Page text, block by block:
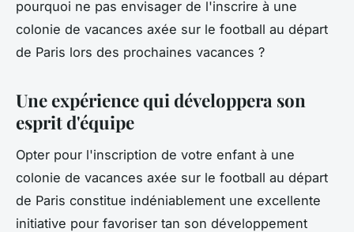
pourquoi ne pas envisager de l'inscrire à une
colonie de vacances axée sur le football au départ
de Paris lors des prochaines vacances ?
Une expérience qui développera son
esprit d'équipe
Opter pour l'inscription de votre enfant à une
colonie de vacances axée sur le football au départ
de Paris constitue indéniablement une excellente
initiative pour favoriser tan son développement